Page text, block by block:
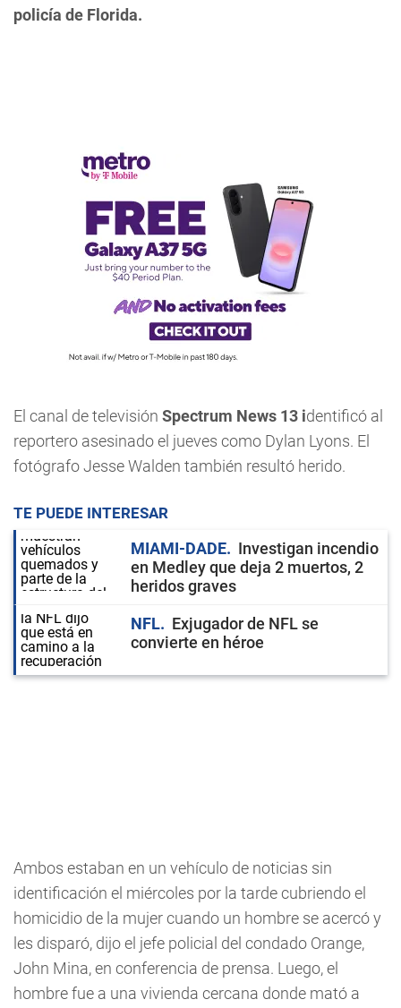
policía de Florida.
El canal de televisión Spectrum News 13 identificó al
reportero asesinado el jueves como Dylan Lyons. El
fotógrafo Jesse Walden también resultó herido.
TE PUEDE INTERESAR
MIAMI-DADE
Investigan incendio
en Medley que deja 2 muertos, 2
heridos graves
NFL
Exjugador de NFL se
convierte en héroe
Ambos estaban en un vehículo de noticias sin
identificación el miércoles por la tarde cubriendo el
homicidio de la mujer cuando un hombre se acercó y
les disparó, dijo el jefe policial del condado Orange,
John Mina, en conferencia de prensa. Luego, el
hombre fue a una vivienda cercana donde mató a